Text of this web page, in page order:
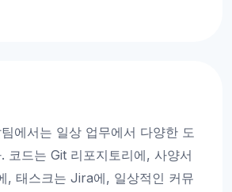
에서는 일상 업무에서 다양한 도
코드는 Git 리포지토리에, 사양서
, 태스크는 Jira에, 일상적인 커뮤